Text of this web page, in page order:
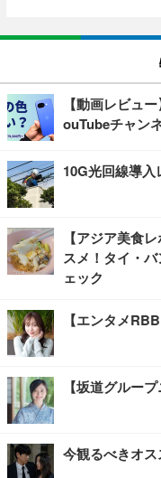
【動画レビュ
ouTubeチャン
10G光回線導入
【アジア美食
スメ！タイ・
ェック
【エンタメ
【坂道グルー
今観るべきオス